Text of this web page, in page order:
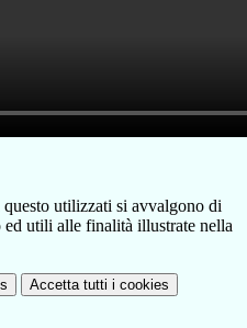
utilizzati si avvalgono di
ed utili alle finalità illustrate nella
Accetta tutti i cookies